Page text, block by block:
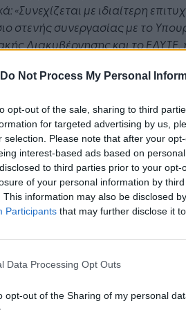
Do Not Process My Personal
opt-out of the sale, sharing to third
for targeted advertising by us,
selection. Please note that after your
interest-based ads based on
to third parties prior to your
of your personal information by
This information may also be disclosed
Participants that may further disclose it
Data Processing Opt Outs
opt-out of the Sharing of my personal
«Συνεχίζεται με ιδιαίτερη
στενής συνεργασίας με το
Διακυβέρνησης και το
τον μήνα Οκτώβριο, ξεκινά
από 26.400 δικαιούχοι
Εύβοια και 9.002 για τη Σάμο)
στο ψηφιακό πορτοφόλι τους,
που έχουν διατεθεί έχουν
από 4,3 εκατ. ευρώ στις
φάση, τον μήνα Αύγουστο, θα
έναντι όσων προβλέπονταν
σύστημα της